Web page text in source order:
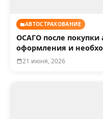
АВТОСТРАХОВАНИЕ
ОСАГО после покупки
оформления и
21 июня, 2026